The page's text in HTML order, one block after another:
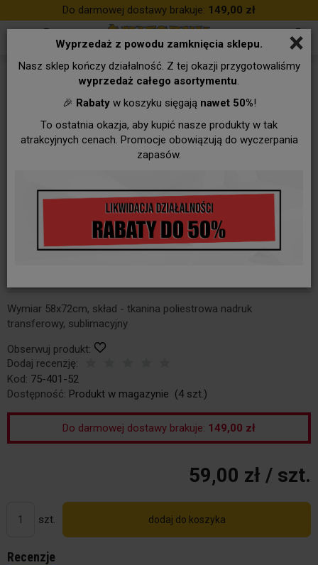
×
Wyprzedaż z powodu zamknięcia sklepu.
Nasz sklep kończy działalność. Z tej okazji przygotowaliśmy
wyprzedaż całego asortymentu.
🎉 Rabatyw koszyku sięgają nawet 50%!
To ostatnia okazja, aby kupić nasze produkty w tak
atrakcyjnych cenach. Promocje obowiązują do wyczerpania
zapasów.
Do darmowej dostawy brakuje: 149,00 zł
Fartuszek sexy - Happy birthday -
Wymiar 58x72cm, skład - tkanina poliestrowa nadruk
transferowy, sublimacyjny
Obserwuj produkt:
Dodaj recenzję:
Kod: 75-401-52
Dostępność: Produkt w magazynie (4szt.)
Do darmowej dostawy brakuje: 149,00 zł
59,00 zł / szt.
szt. dodaj do koszyka
Recenzje